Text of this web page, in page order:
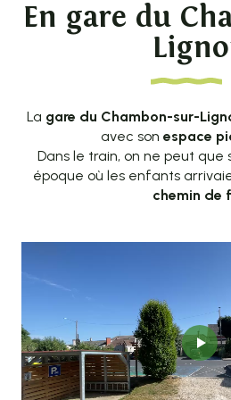
En gare du
La gare du Chambon-sur-
avec son espace
Dans le train, on ne peut
époque où les enfants
chemin de